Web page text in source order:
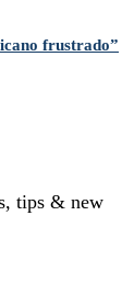
frustrado”
tips & new